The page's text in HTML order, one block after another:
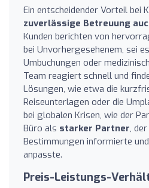
Ein entscheidender Vorteil bei
zuverlässige Betreuung
Kunden berichten von
bei Unvorhergesehenem, sei
Umbuchungen oder
Team reagiert schnell und
Lösungen, wie etwa die
Reiseunterlagen oder die
bei globalen Krisen, wie der
Büro als starker Partner,
Bestimmungen informierte
anpasste.
Preis-Leistungs-